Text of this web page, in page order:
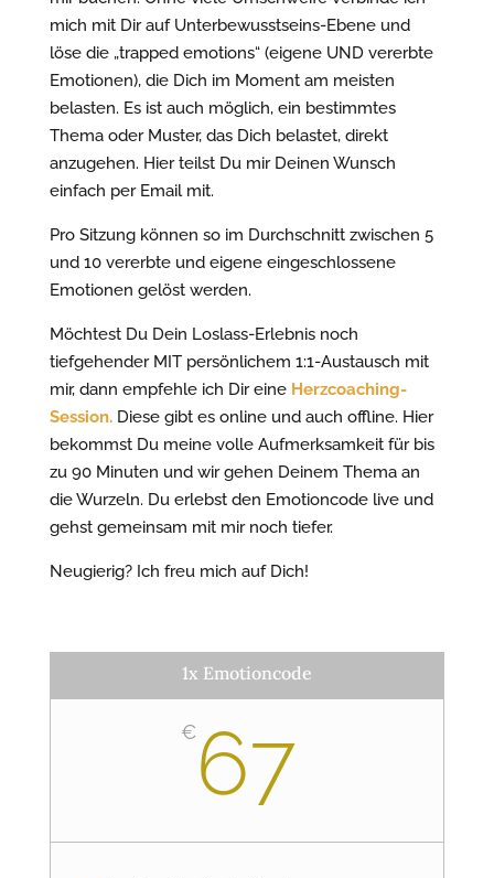
mich mit Dir auf Unterbewusstseins-Ebene und
löse die „trapped emotions“ (eigene UND vererbte
Emotionen), die Dich im Moment am meisten
belasten. Es ist auch möglich, ein bestimmtes
Thema oder Muster, das Dich belastet, direkt
anzugehen. Hier teilst Du mir Deinen Wunsch
einfach per Email mit.
Pro Sitzung können so im Durchschnitt zwischen 5
und 10 vererbte und eigene eingeschlossene
Emotionen gelöst werden.
Möchtest Du Dein Loslass-Erlebnis noch
tiefgehender MIT persönlichem 1:1-Austausch mit
mir, dann empfehle ich Dir eine Herzcoaching-
Session.Diese gibt es online und auch offline. Hier
bekommst Du meine volle Aufmerksamkeit für bis
zu 90 Minuten und wir gehen Deinem Thema an
die Wurzeln. Du erlebst den Emotioncode live und
gehst gemeinsam mit mir noch tiefer.
Neugierig? Ich freu mich auf Dich!
1x Emotioncode
€ 67